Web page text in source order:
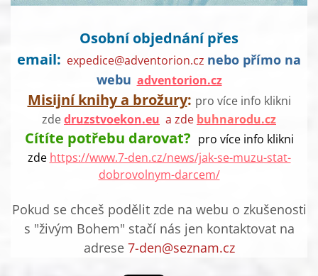
Osobní objednání přes
email: expedice@adventorion.cz nebo přímo na
webu adventorion.cz
Misijní knihy a brožury: pro více info klikni
zdedruzstvoekon.eu a zde buhnarodu.cz
Cítíte potřebu darovat? pro více info klikni
zde https://www.7-den.cz/news/jak-se-muzu-stat-
dobrovolnym-darcem/
Pokud se chceš podělit zde na webu o zkušenosti
s "živým Bohem" stačí nás jen kontaktovat na
adrese7-den@seznam.cz